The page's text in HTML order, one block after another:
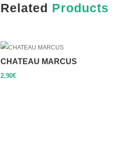
Related Products
CHATEAU MARCUS
2,90€